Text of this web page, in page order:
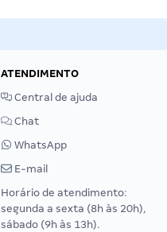
ATENDIMENTO
Central de ajuda
Chat
WhatsApp
E-mail
Horário de atendimento:
segunda a sexta (8h às 20h),
sábado (9h às 13h).